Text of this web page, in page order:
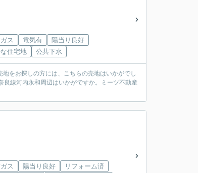
ス 電気有
陽当り良好
住宅地
公共下水
をお探しの方には、こちらの売地はいかがでし
良線河内永和周辺はいかがですか。ミーツ不動産
ス 陽当り良好
リフォーム済